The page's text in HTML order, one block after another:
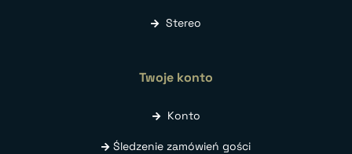
Stereo
Twoje konto
Konto
Śledzenie zamówień gości